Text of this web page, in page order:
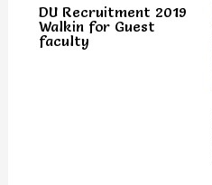
DU Recruitment 2019
Walkin for Guest
faculty